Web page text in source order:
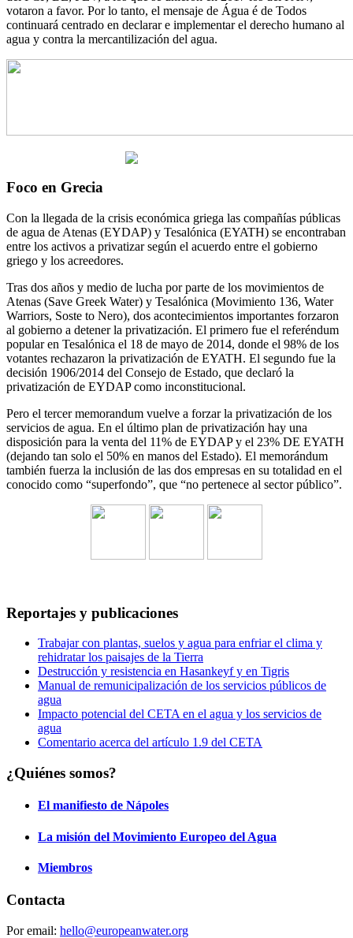
votaron a favor. Por lo tanto, el mensaje de Água é de Todos
continuará centrado en declarar e implementar el derecho humano al
agua y contra la mercantilización del agua.
Foco en Grecia
Con la llegada de la crisis económica griega las compañías públicas
de agua de Atenas (EYDAP) y Tesalónica (EYATH) se encontraban
entre los activos a privatizar según el acuerdo entre el gobierno
griego y los acreedores.
Tras dos años y medio de lucha por parte de los movimientos de
Atenas (Save Greek Water) y Tesalónica (Movimiento 136, Water
Warriors, Soste to Nero), dos acontecimientos importantes forzaron
al gobierno a detener la privatización. El primero fue el referéndum
popular en Tesalónica el 18 de mayo de 2014, donde el 98% de los
votantes rechazaron la privatización de EYATH. El segundo fue la
decisión 1906/2014 del Consejo de Estado, que declaró la
privatización de EYDAP como inconstitucional.
Pero el tercer memorandum vuelve a forzar la privatización de los
servicios de agua. En el último plan de privatización hay una
disposición para la venta del 11% de EYDAP y el 23% DE EYATH
(dejando tan solo el 50% en manos del Estado). El memorándum
también fuerza la inclusión de las dos empresas en su totalidad en el
conocido como “superfondo”, que “no pertenece al sector público”.
Reportajes y publicaciones
Trabajar con plantas, suelos y agua para enfriar el clima y
rehidratar los paisajes de la Tierra
Destrucción y resistencia en Hasankeyf y en Tigris
Manual de remunicipalización de los servicios públicos de
agua
Impacto potencial del CETA en el agua y los servicios de
agua
Comentario acerca del artículo 1.9 del CETA
¿Quiénes somos?
El manifiesto de Nápoles
La misión del Movimiento Europeo del Agua
Miembros
Contacta
Por email: hello@europeanwater.org